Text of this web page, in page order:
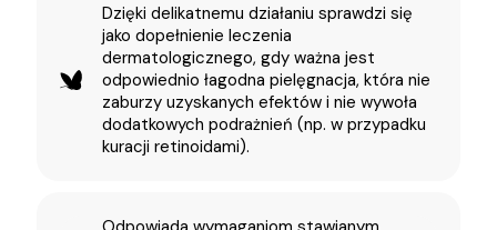
Dzięki delikatnemu działaniu sprawdzi się
jako dopełnienie leczenia
dermatologicznego, gdy ważna jest
odpowiednio łagodna pielęgnacja, która nie
zaburzy uzyskanych efektów i nie wywoła
dodatkowych podrażnień (np. w przypadku
kuracji retinoidami).